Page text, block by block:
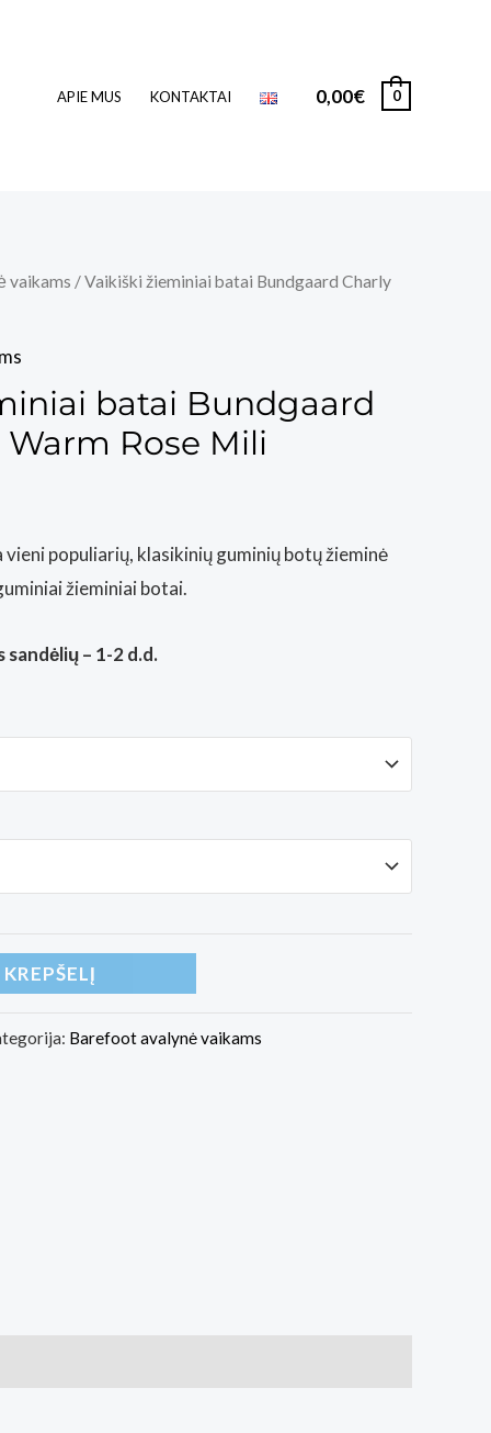
APIE MUS KONTAKTAI 0,00€ 0
vaikams / Vaikiški žieminiai batai Bundgaard Charly
batai Bundgaard
Rose Mili
vieni populiarių, klasikinių guminių botų žieminė
žieminiai botai.
– 1-2 d.d.
Barefoot avalynė vaikams